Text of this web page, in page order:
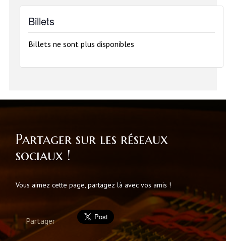
Billets
Billets ne sont plus disponibles
Partager sur les réseaux
sociaux !
Vous aimez cette page, partagez là avec vos amis !
Partager